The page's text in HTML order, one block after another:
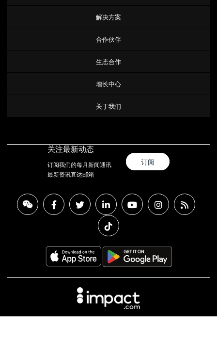
解决方案
合作伙伴
生态合作
增长中心
关于我们
关注最新动态
订阅我们的每月新闻通讯
最新资讯直达邮箱
订阅